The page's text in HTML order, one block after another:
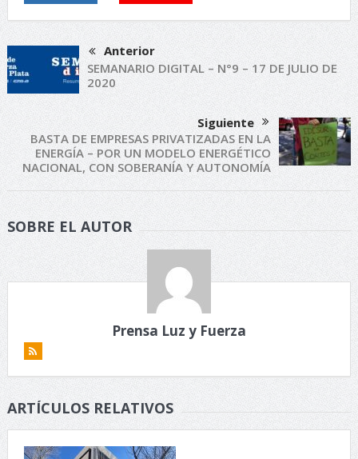
Anterior
SEMANARIO DIGITAL – N°9 – 17 DE JULIO DE
2020
Siguiente
BASTA DE EMPRESAS PRIVATIZADAS EN LA
ENERGÍA – POR UN MODELO ENERGÉTICO
NACIONAL, CON SOBERANÍA Y AUTONOMÍA
SOBRE EL AUTOR
Prensa Luz y Fuerza
ARTÍCULOS RELATIVOS